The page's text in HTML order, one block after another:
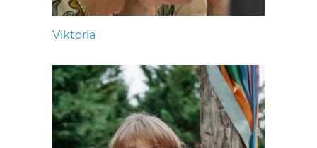
Viktoria